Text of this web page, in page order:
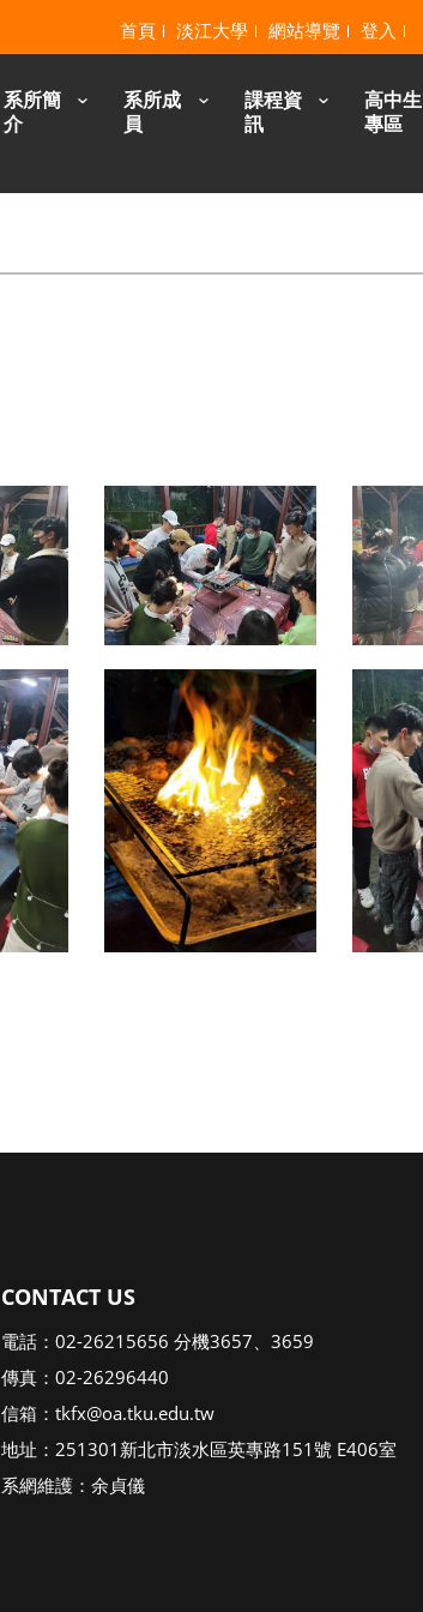
首頁 淡江大學 網站導覽 登入
系所簡
介
系所成
員
課程資
訊
高中生
專區
CONTACT US
電話：02-26215656 分機3657、3659
傳真：02-26296440
信箱：tkfx@oa.tku.edu.tw
地址：251301新北市淡水區英專路151號 E406室
系網維護：余貞儀